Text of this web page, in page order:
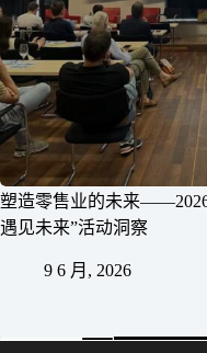
塑造零售业的未来
遇见未来”活动洞察
9 6 月, 2026